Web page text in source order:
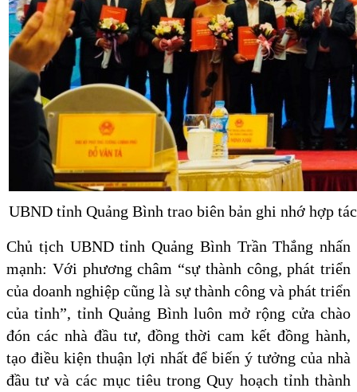
UBND tỉnh Quảng Bình trao biên bản ghi nhớ hợp
Chủ tịch UBND tỉnh Quảng Bình Trần Thắng nhấn
mạnh: Với phương châm “sự thành công, phát triển
của doanh nghiệp cũng là sự thành công và phát triển
của tỉnh”, tỉnh Quảng Bình luôn mở rộng cửa chào
đón các nhà đầu tư, đồng thời cam kết đồng hành,
tạo điều kiện thuận lợi nhất để biến ý tưởng của nhà
đầu tư và các mục tiêu trong Quy hoạch tỉnh thành